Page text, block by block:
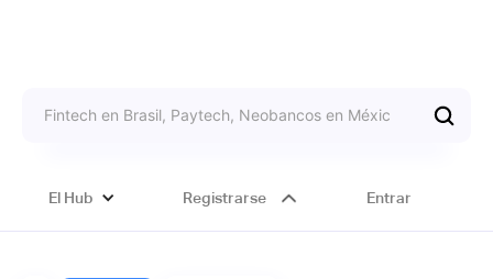
El Hub Registrarse Entrar